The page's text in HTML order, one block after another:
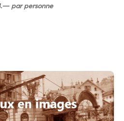
par personne